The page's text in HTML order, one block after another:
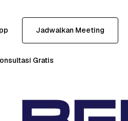
Jadwalkan Meeting
Gratis